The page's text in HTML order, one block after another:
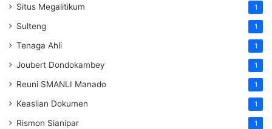
Situs Megalitikum 1
Sulteng 1
Tenaga Ahli 1
Joubert Dondokambey 1
Reuni SMANLI Manado 1
Keaslian Dokumen 1
Rismon Sianipar 1